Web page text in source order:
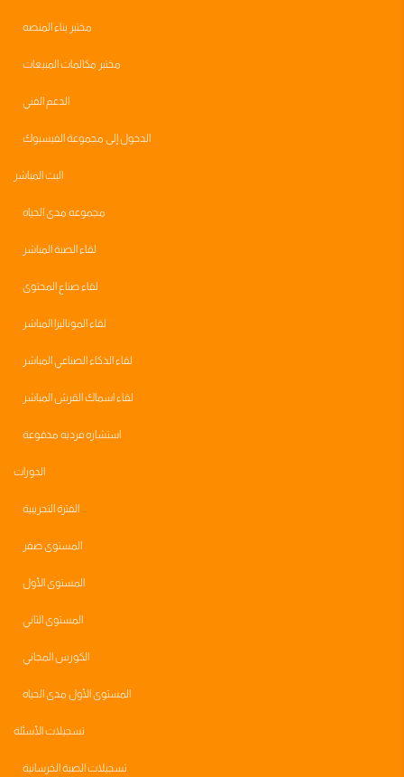
مختبر بناء المنصه
مختبر مكالمات المبيعات
الدعم الفني
الدخول إلى مجموعة الفيسبوك
البث المباشر
مجموعه مدى الحياه
لقاء الصبة المباشر
لقاء صناع المحتوى
لقاء الموناليزا المباشر
لقاء الذكاء الصناعي المباشر
لقاء اسماك القرش المباشر
استشاره فرديه مدفوعة
الدورات
الفترة التجريبية
المستوى صفر
المستوى الأول
المستوى الثاني
الكورس المجاني
المستوى الأول مدى الحياه
تسجيلات الأسئلة
تسجيلات الصبة الخرسانية